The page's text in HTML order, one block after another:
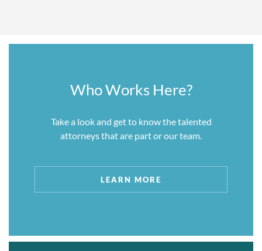
Who Works Here?
Take a look and get to know the talented
attorneys that are part or our team.
LEARN MORE